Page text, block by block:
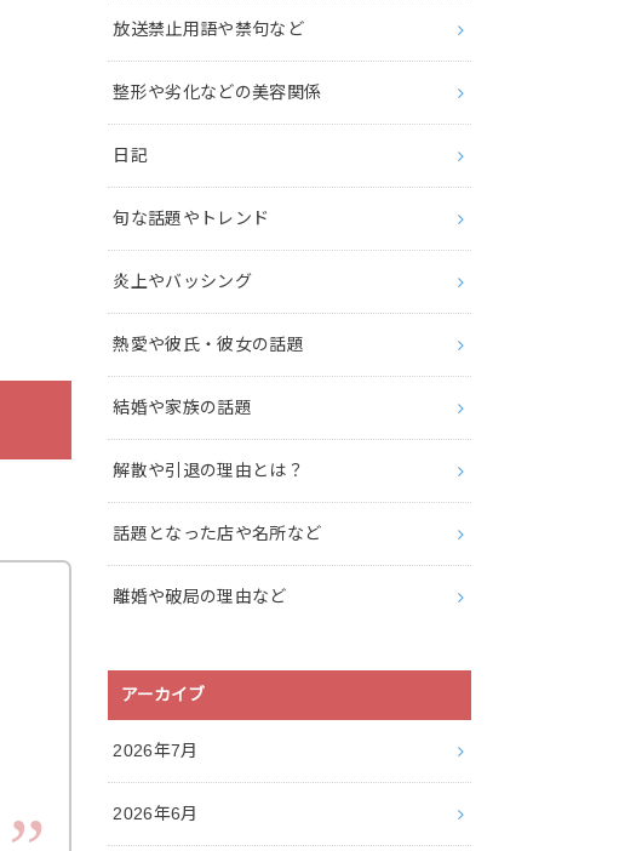
放送禁止用語や禁句など
整形や劣化などの美容関係
日記
旬な話題やトレンド
炎上やバッシング
熱愛や彼氏・彼女の話題
結婚や家族の話題
解散や引退の理由とは？
話題となった店や名所など
離婚や破局の理由など
アーカイブ
2026年7月
2026年6月